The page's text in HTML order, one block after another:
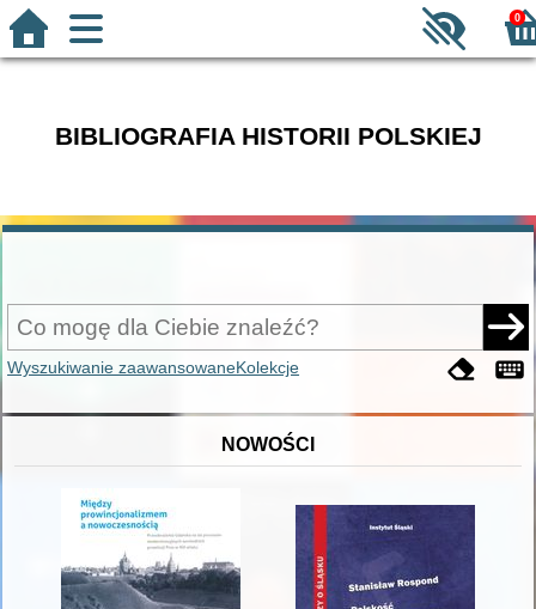
0
BIBLIOGRAFIA HISTORII POLSKIEJ
Wyszukiwanie zaawansowaneKolekcje
NOWOŚCI